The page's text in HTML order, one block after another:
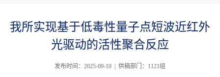
我所实现基于低毒性量子点短波近红外
光驱动的活性聚合反应
发布时间：2025-09-10 | 供稿部门：1121组